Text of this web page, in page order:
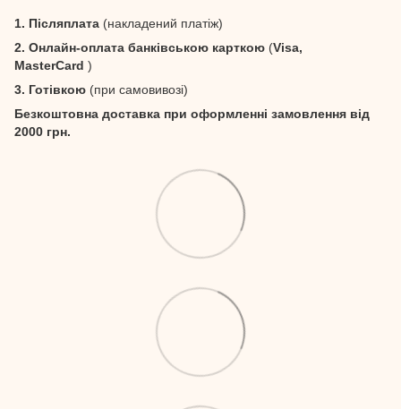
1. Післяплата (накладений платіж)
2. Онлайн-оплата банківською карткою (Visa,
MasterCard )
3. Готівкою (при самовивозі)
Безкоштовна доставка при оформленні замовлення від
2000 грн.